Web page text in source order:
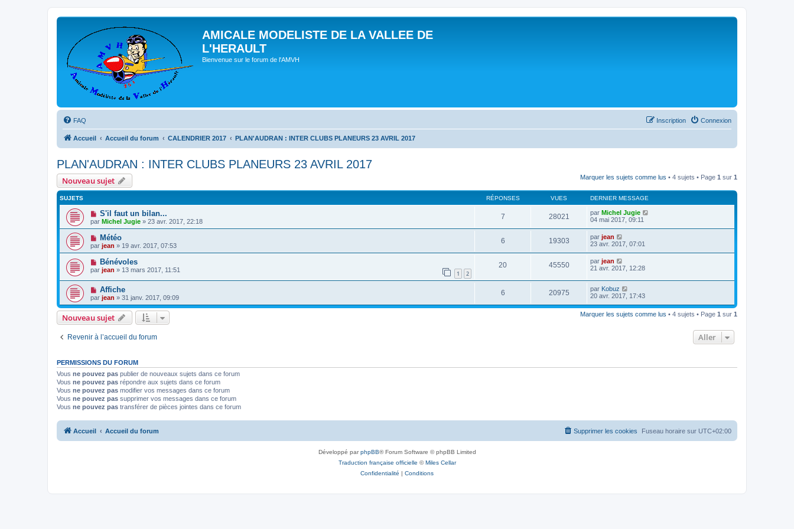
AMICALE MODELISTE DE LA VALLEE DE
L'HERAULT
Bienvenue sur le forum de l'AMVH
FAQ Connexion
Inscription
Accueil Accueil du forum CALENDRIER 2017 PLAN'AUDRAN : INTER CLUBS PLANEURS 23 AVRIL 2017
PLAN'AUDRAN : INTER CLUBS PLANEURS 23 AVRIL 2017
Nouveau sujet Marquer les sujets comme lus • 4 sujets • Page 1 sur 1
SUJETS RÉPONSES VUES DERNIER MESSAGE
S'il faut un bilan...
par Michel Jugie » 23 avr. 2017, 22:18
7 28021 par Michel Jugie
04 mai 2017, 09:11
Météo
par jean » 19 avr. 2017, 07:53
6 19303 par jean
23 avr. 2017, 07:01
Bénévoles
par jean » 13 mars 2017, 11:51 1 2
20 45550 par jean
21 avr. 2017, 12:28
Affiche
par jean » 31 janv. 2017, 09:09
6 20975 par Kobuz
20 avr. 2017, 17:43
Nouveau sujet Marquer les sujets comme lus • 4 sujets • Page 1 sur 1
Revenir à l’accueil du forum Aller
PERMISSIONS DU FORUM
Vous ne pouvez pas publier de nouveaux sujets dans ce forum
Vous ne pouvez pas répondre aux sujets dans ce forum
Vous ne pouvez pas modifier vos messages dans ce forum
Vous ne pouvez pas supprimer vos messages dans ce forum
Vous ne pouvez pas transférer de pièces jointes dans ce forum
Accueil Accueil du forum Fuseau horaire sur UTC+02:00
Supprimer les cookies
Développé parphpBB® Forum Software © phpBB Limited
Traduction française officielle ©Miles Cellar
Confidentialité | Conditions